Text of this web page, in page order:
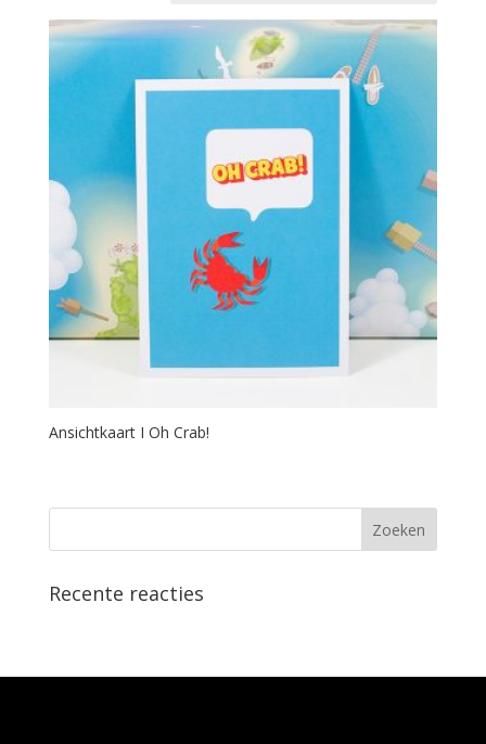
Ansichtkaart I Oh Crab!
Recente reacties